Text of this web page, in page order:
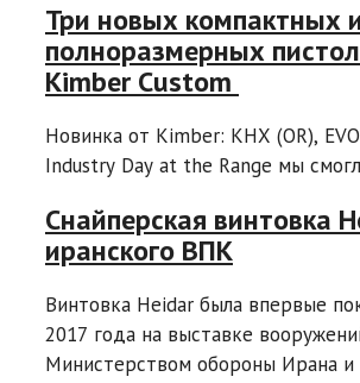
Три новых компактных
полноразмерных
Kimber Custom
Новинка от Kimber: KHX (OR),
Industry Day at the Range мы
Снайперская винтовка
иранского ВПК
Винтовка Heidar была впервые
2017 года на выставке
Министерством обороны Ирана и